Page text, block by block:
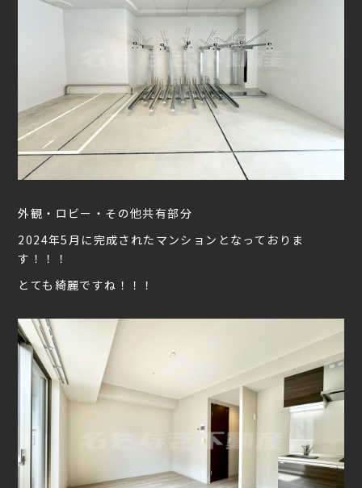
外観・ロビー・その他共有部分
2024年5月に完成されたマンションとなっておりま
す！！！
とても綺麗ですね！！！